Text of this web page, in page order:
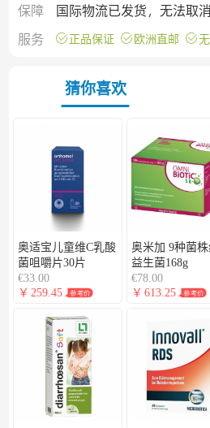
保障
国际物流已发货，无法取
会有挤压（不影响产品）
异，详情仅供参考，下单
服务 正品保证 欧洲直邮
猜你喜欢
奥适宝儿童维C乳酸
菌咀嚼片30片
€33.00
￥ 259.45 参考价
奥米加 9种菌
益生菌168g
€78.00
￥ 613.25 参考价